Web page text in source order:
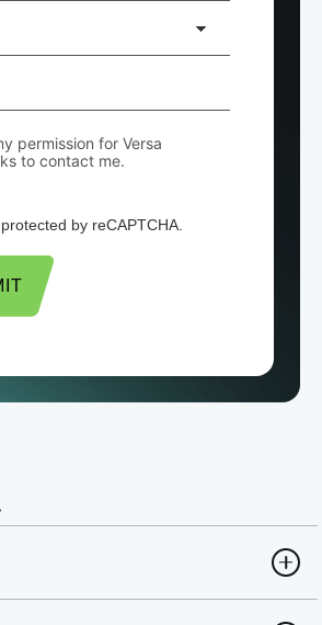
permission for Versa
to contact me.
by reCAPTCHA.